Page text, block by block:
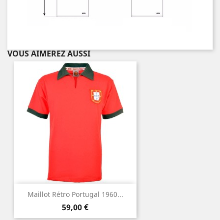
VOUS AIMEREZ AUSSI
Maillot Rétro Portugal 1960...
Prix
59,00 €